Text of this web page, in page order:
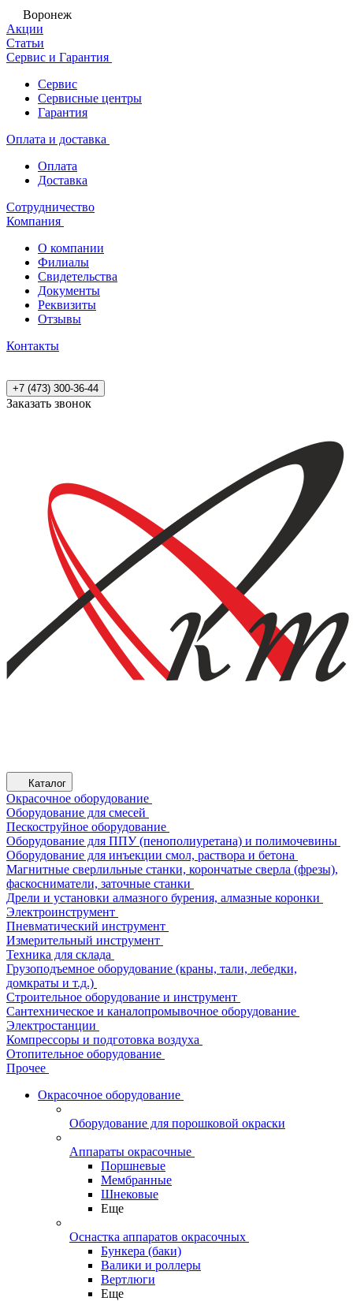
Воронеж
Акции
Статьи
Сервис и Гарантия
Сервис
Сервисные центры
Гарантия
Оплата и доставка
Оплата
Доставка
Сотрудничество
Компания
О компании
Филиалы
Свидетельства
Документы
Реквизиты
Отзывы
Контакты
+7 (473) 300-36-44
Заказать звонок
Каталог
Окрасочное оборудование
Оборудование для смесей
Пескоструйное оборудование
Оборудование для ППУ (пенополиуретана) и полимочевины
Оборудование для инъекции смол, раствора и бетона
Магнитные сверлильные станки, корончатые сверла (фрезы),
фаскосниматели, заточные станки
Дрели и установки алмазного бурения, алмазные коронки
Электроинструмент
Пневматический инструмент
Измерительный инструмент
Техника для склада
Грузоподъемное оборудование (краны, тали, лебедки,
домкраты и т.д.)
Строительное оборудование и инструмент
Сантехническое и каналопромывочное оборудование
Электростанции
Компрессоры и подготовка воздуха
Отопительное оборудование
Прочее
Окрасочное оборудование
Оборудование для порошковой окраски
Аппараты окрасочные
Поршневые
Мембранные
Шнековые
Еще
Оснастка аппаратов окрасочных
Бункера (баки)
Валики и роллеры
Вертлюги
Еще